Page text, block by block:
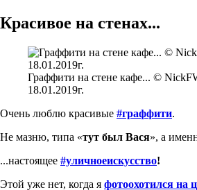
Красивое на стенах...
Граффити на стене кафе... ©
18.01.2019г.
Очень люблю красивые #граффити.
Не мазню, типа «тут был Вася», а
...настоящее #уличноеискусство!
Этой уже нет, когда я фотоохотился на